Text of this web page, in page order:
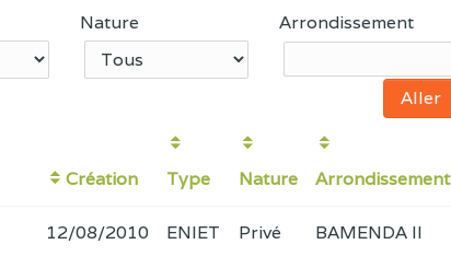
Nature Arrondissement
Création Type Nature Arrondissement
12/08/2010 ENIET Privé BAMENDA II